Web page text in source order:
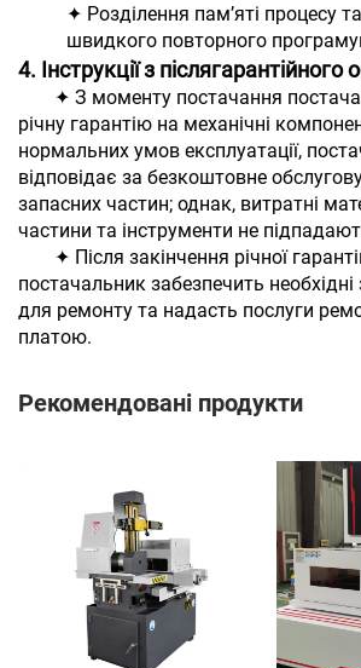
✦ Розділення пам’яті процесу
швидкого повторного
4. Інструкції з
✦ З моменту постачання
річну гарантію на механічні
нормальних умов експлуатації,
відповідає за безкоштовне
запасних частин; однак, витратні
частини та інструменти не
✦ Після закінчення річної
постачальник забезпечить необхідні
для ремонту та надасть послуги
платою.
Рекомендовані продукти